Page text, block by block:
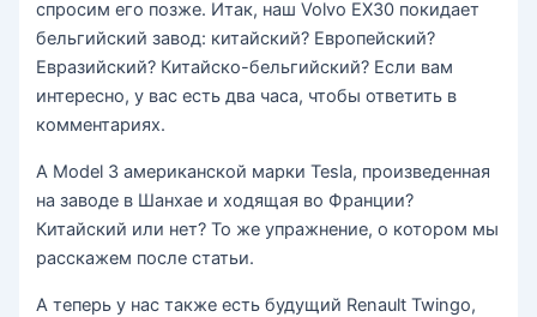
спросим его позже. Итак, наш Volvo EX30 покидает
бельгийский завод: китайский? Европейский?
Евразийский? Китайско-бельгийский? Если вам
интересно, у вас есть два часа, чтобы ответить в
комментариях.
А Model 3 американской марки Tesla, произведенная
на заводе в Шанхае и ходящая во Франции?
Китайский или нет? То же упражнение, о котором мы
расскажем после статьи.
А теперь у нас также есть будущий Renault Twingo,